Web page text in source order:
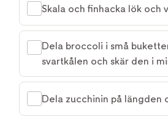
Skala och finhacka lök och
Dela broccoli i små
svartkålen och skär den i
Dela zucchinin på längden